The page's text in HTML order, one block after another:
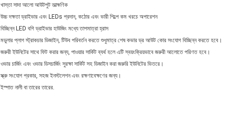
খাস্তা সাদা আলো আউটপুট তাত্ক্ষণিক
উচ্চ দক্ষতা ড্রাইভার এবং LEDs প্রদান, কঠোর এবং ভারী শিল্পে কম খরচে অপারেশন
বিচ্ছিন্ন LED বগি ড্রাইভার হাউজিং মধ্যে তাপমাত্রা হ্রাস
মডুলার প্লাগ স্ট্রাকচার ডিজাইন, টিউব পরিবর্তন করতে শুধুমাত্র শেষ কভার ড্র আউট কোর সংযোগ বিচ্ছিন্ন করতে হবে।
জরুরী ইউনিটের সাথে ফিট করার জন্য, পাওয়ার সার্কিট ব্যর্থ হলে এটি স্বয়ংক্রিয়ভাবে জরুরী আলোতে পরিণত হবে।
ওভার চার্জিং এবং ওভার ডিসচার্জিং সুরক্ষা সার্কিট সহ ডিজাইন করা জরুরি ইউনিটের ভিতরে।
স্ক্রু সংযোগ প্রকার, সহজ ইনস্টলেশন এবং রক্ষণাবেক্ষণের জন্য।
ইস্পাত নালী বা তারের তারের.